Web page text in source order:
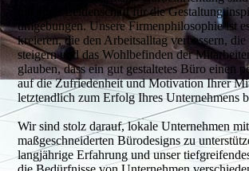
mit einer Leidenschaft für die Gestal­tung
umge­bungen. Unsere Firmen­philosophie ist
kreieren, die den Arbeits­alltag verbessern,
steigern und das Wohl­befinden der
glauben, dass ein gut gestaltetes Büro einen
auf die Zufriedenheit und Motiva­tion Ihrer
letztendlich zum Erfolg Ihres Unternehmens
Wir sind stolz darauf, lokale Unter­nehmen mit
maßgeschneiderten Bürodesigns zu
langjährige Erfah­rung und unser